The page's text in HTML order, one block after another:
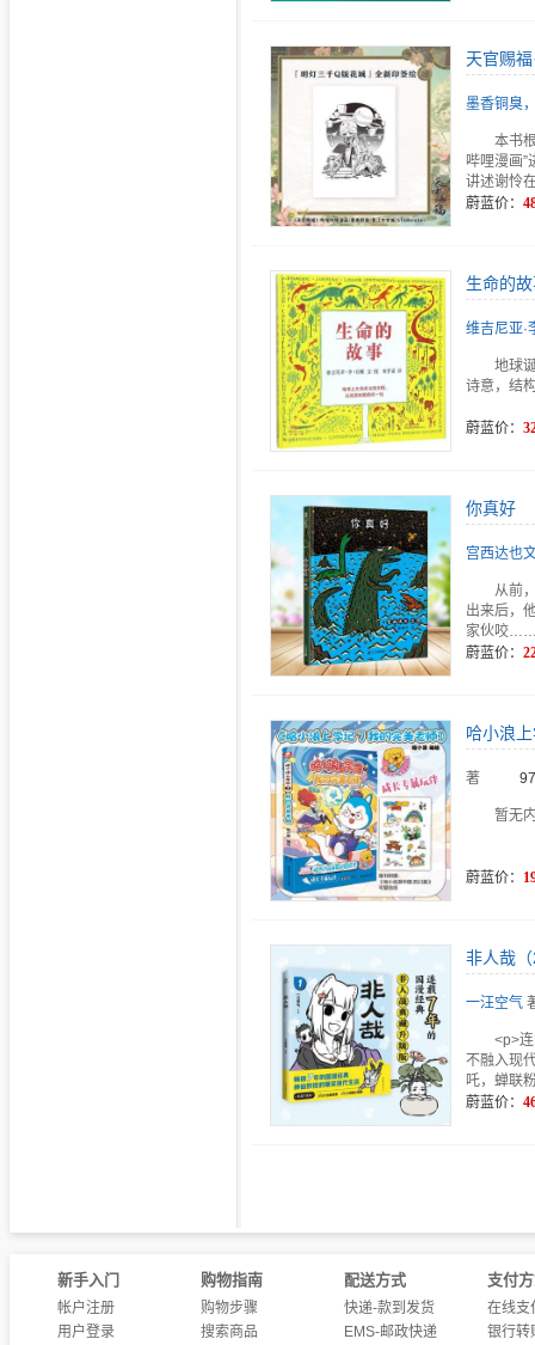
天官赐福
墨香铜臭
本书
哔哩漫画
讲述谢怜
蔚蓝价：
生命的
维吉尼亚·
地球
诗意，结
蔚蓝价：
你真好
宫西达也
从前
出来后，
家伙咬……
蔚蓝价：
哈小浪
著
暂无
蔚蓝价：
非人哉
一汪空气
<p>
不融入现
吒，蝉联
蔚蓝价：
新手入门
帐户注册
用户登录
购物指南
购物步骤
搜索商品
配送方式
快递-款到发货
EMS-邮政快递
支付
在线支
银行转